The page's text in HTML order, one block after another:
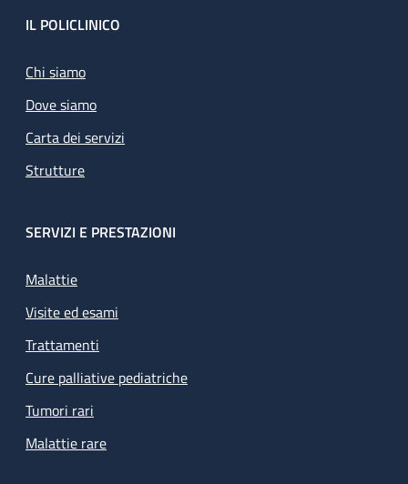
Footer
IL POLICLINICO
Chi siamo
Dove siamo
Carta dei servizi
Strutture
SERVIZI E PRESTAZIONI
Malattie
Visite ed esami
Trattamenti
Cure palliative pediatriche
Tumori rari
Malattie rare